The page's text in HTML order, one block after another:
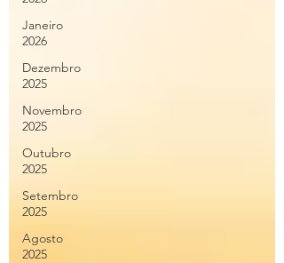
Janeiro
2026
Dezembro
2025
Novembro
2025
Outubro
2025
Setembro
2025
Agosto
2025